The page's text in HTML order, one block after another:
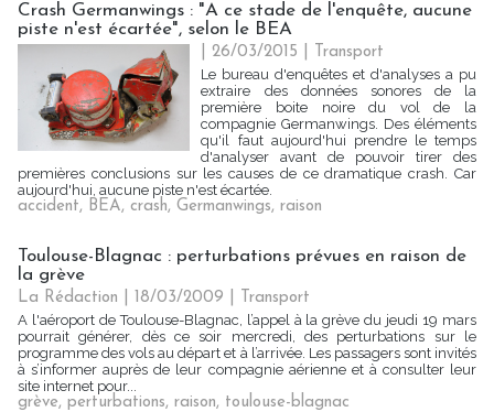
Crash Germanwings : "A ce stade de l'enquête, aucune
piste n'est écartée", selon le BEA
| 26/03/2015
Transport
Le bureau d'enquêtes et d'analyses a pu
extraire des données sonores de la
première boite noire du vol de la
compagnie Germanwings. Des éléments
qu'il faut aujourd'hui prendre le temps
d'analyser avant de pouvoir tirer des
premières conclusions sur les causes de ce dramatique crash. Car
aujourd'hui, aucune piste n'est écartée.
accident, BEA, crash, Germanwings, raison
Toulouse-Blagnac : perturbations prévues en raison de
la grève
La Rédaction | 18/03/2009
Transport
A l'aéroport de Toulouse-Blagnac, l’appel à la grève du jeudi 19 mars
pourrait générer, dès ce soir mercredi, des perturbations sur le
programme des vols au départ et à l’arrivée. Les passagers sont invités
à s’informer auprès de leur compagnie aérienne et à consulter leur
site internet pour...
grève, perturbations, raison, toulouse-blagnac